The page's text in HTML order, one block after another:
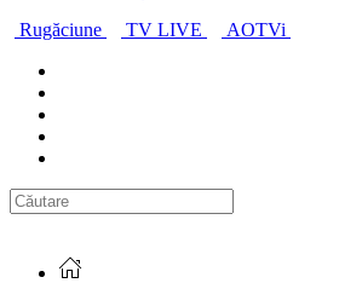
Rugăciune
TV LIVE AOTVi